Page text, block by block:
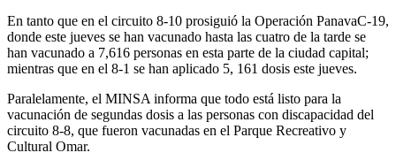
En tanto que en el circuito 8-10 prosiguió la Operación PanavaC-19,
donde este jueves se han vacunado hasta las cuatro de la tarde se
han vacunado a 7,616 personas en esta parte de la ciudad capital;
mientras que en el 8-1 se han aplicado 5, 161 dosis este jueves.
Paralelamente, el MINSA informa que todo está listo para la
vacunación de segundas dosis a las personas con discapacidad del
circuito 8-8, que fueron vacunadas en el Parque Recreativo y
Cultural Omar.